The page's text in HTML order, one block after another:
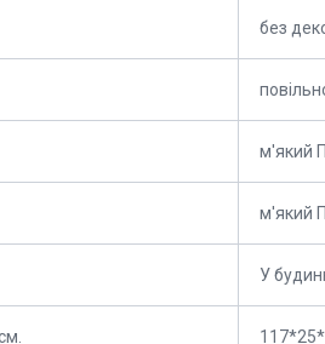
без
м'який
м'який
У